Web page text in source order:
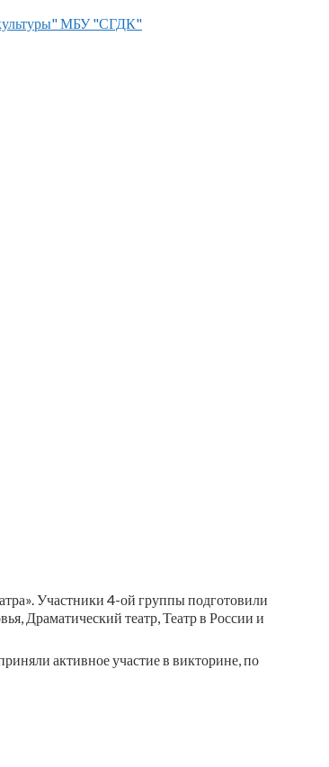
культуры" МБУ "СГДК"
Участники 4-ой группы подготовили
Драматический театр, Театр в России и
активное участие в викторине, по